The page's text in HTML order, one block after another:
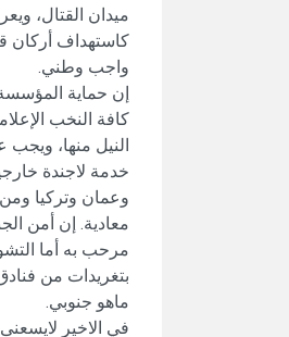
ميدان القتال،
كاستهداف أركان
واجب وطني.
إن حماية
كافة النخب
النيل منها،
خدمة لاجندة
وعمان وتركيا
معادية. إن أمن
مرحب به أما
بتغريدات من
ماهو جنوبي.
في الاخير